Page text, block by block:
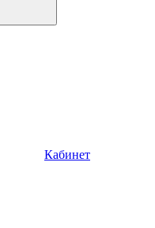
Кабинет